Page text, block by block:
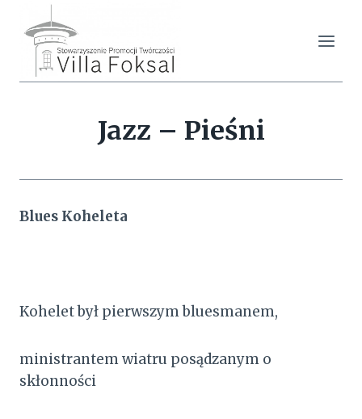
treści
Jazz – Pieśni
Blues Koheleta
Kohelet był pierwszym bluesmanem,
ministrantem wiatru posądzanym o
skłonności